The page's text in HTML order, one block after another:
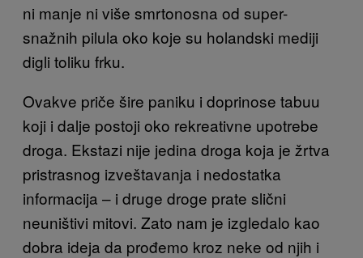
ni manje ni više smrtonosna od super-
snažnih pilula oko koje su holandski mediji
digli toliku frku.
Ovakve priče šire paniku i doprinose tabuu
koji i dalje postoji oko rekreativne upotrebe
droga. Ekstazi nije jedina droga koja je žrtva
pristrasnog izveštavanja i nedostatka
informacija – i druge droge prate slični
neuništivi mitovi. Zato nam je izgledalo kao
dobra ideja da prođemo kroz neke od njih i